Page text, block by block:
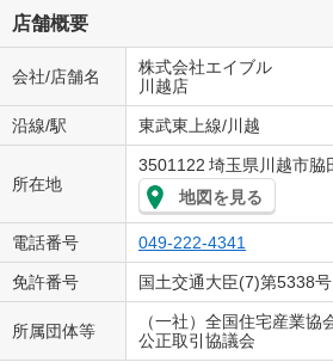
店舗概要
会社/店舗名
株式会社エイブル
川越店
沿線/駅 東武東上線/川越
所在地
3501122 埼玉県川越市脇
地図を見る
電話番号 049-222-4341
免許番号 国土交通大臣(7)第5338号
所属団体等
（一社）全国住宅産業
公正取引協議会